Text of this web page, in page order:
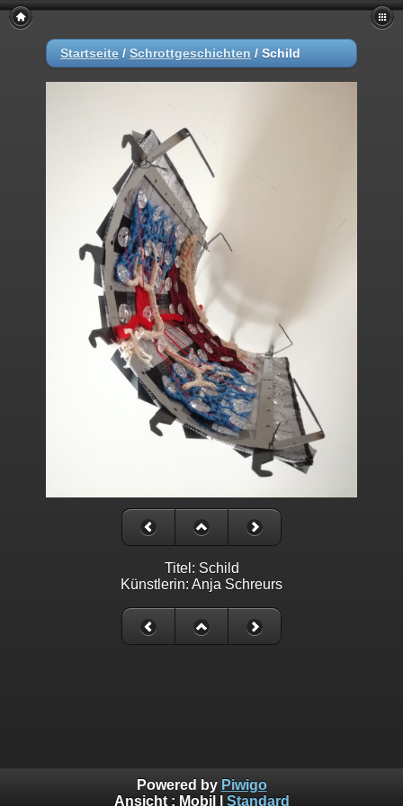
Startseite / Schrottgeschichten / Schild
Titel: Schild
Künstlerin: Anja Schreurs
Powered by Piwigo
Ansicht : Mobil Standard